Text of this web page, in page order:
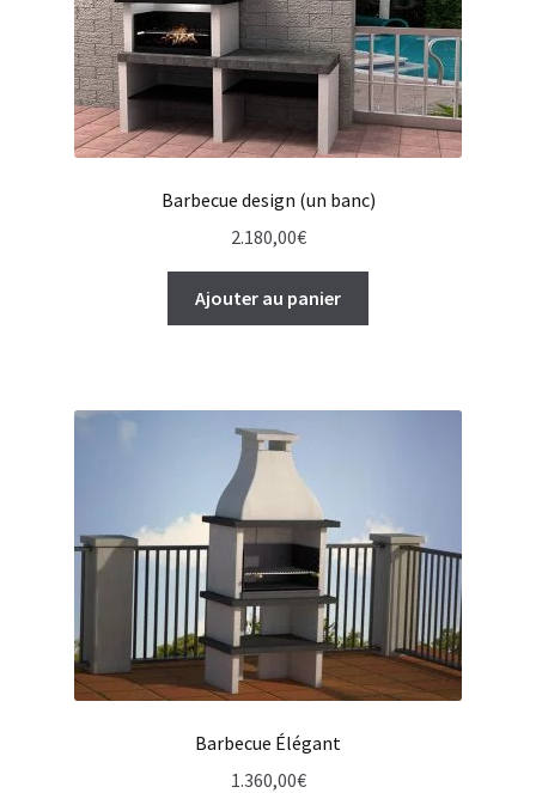
Barbecue design (un banc)
2.180,00€
Ajouter au panier
Barbecue Élégant
1.360,00€